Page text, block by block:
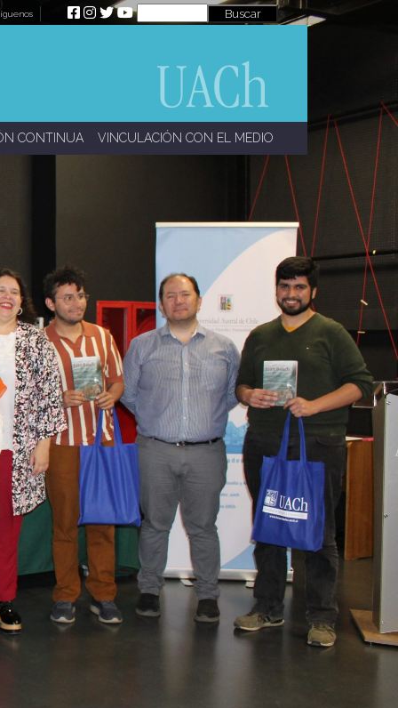
CONTINUA VINCULACIÓN CON EL MEDIO